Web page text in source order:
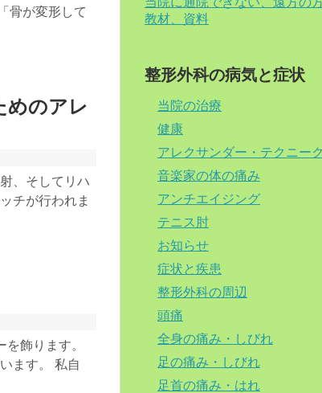
骨が変形して
めのアレ
、そしてリハ
チが行われま
飾ります。
ます。 私自
教材、資料
整形外科の病気と症状
当院の治療
健康
アレクサンダー・テクニーク
音楽家の体の痛み
アンチエイジング
テニス肘
お知らせ
症状と疾患
整形外科の周辺
頭痛
全身の痛み・しびれ
足の痛み・しびれ
足首の痛み・はれ